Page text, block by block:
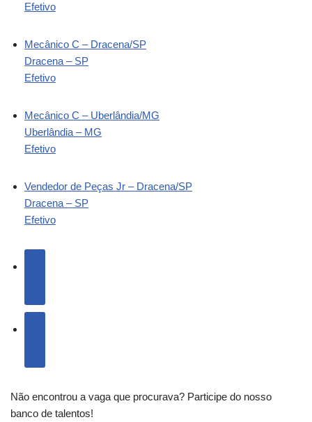
Efetivo
Mecânico C – Dracena/SP
Dracena – SP
Efetivo
Mecânico C – Uberlândia/MG
Uberlândia – MG
Efetivo
Vendedor de Peças Jr – Dracena/SP
Dracena – SP
Efetivo
Não encontrou a vaga que procurava? Participe do nosso
banco de talentos!